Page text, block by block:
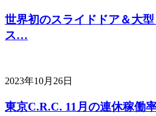
世界初のスライドドア＆大
ス…
2023年10月26日
東京C.R.C. 11月の連休稼働